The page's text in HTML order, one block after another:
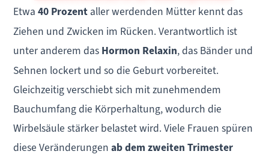
Etwa40 Prozent aller werdenden Mütter kennt das
Ziehen und Zwicken im Rücken. Verantwortlich ist
unter anderem das Hormon Relaxin, das Bänder und
Sehnen lockert und so die Geburt vorbereitet.
Gleichzeitig verschiebt sich mit zunehmendem
Bauchumfang die Körperhaltung, wodurch die
Wirbelsäule stärker belastet wird. Viele Frauen spüren
diese Veränderungenab dem zweiten Trimester